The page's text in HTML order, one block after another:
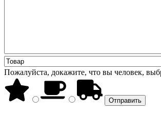
Пожалуйста, докажите, что вы человек,